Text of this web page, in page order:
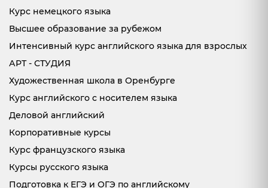
Курс немецкого языка
Высшее образование за рубежом
Интенсивный курс английского языка для взрослых
АРТ - СТУДИЯ
Художественная школа в Оренбурге
Курс английского с носителем языка
Деловой английский
Корпоративные курсы
Курс французского языка
Курсы русского языка
Подготовка к ЕГЭ и ОГЭ по английскому